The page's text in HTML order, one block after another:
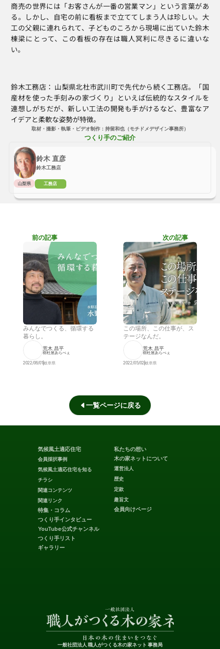
商売の世界には「お客さんが一番の営業マン」という言葉があ
る。しかし、自宅の前に看板まで立ててしまう人は珍しい。大
工の父親に連れられて、子どものころから現場に出ていた鈴木
棟梁にとって、この看板の存在は職人冥利に尽きるに違いな
い。
鈴木工務店： 山梨県北杜市武川町で先代から続く工務店。「国
産材を使った手刻みの家づくり」といえば伝統的なスタイルを
連想しがちだが、新しい工法の開発も手がけるなど、豊富なア
イデアと柔軟な姿勢が特徴。
取材・撮影・執筆・ビデオ制作： 持留和也 （モチドメデザイン事務所）
つくり手のご紹介
鈴木 直彦
鈴木工務店
山梨県 工務店
前の記事
みんなでつくる、循環する
暮らし。
荒木 昌平
樹杜屋あらべぇ
2022/06/01 岐阜県
次の記事
この場所、この仕事が、ス
テージなんだ。
荒木 昌平
樹杜屋あらべぇ
2022/05/02 岐阜県
一覧ページに戻る
一般社団法人 職人がつくる木の家ネット 事務局
特集・コラム
つくり手インタビュー
YouTube公式チャンネル
つくり手リスト
ギャラリー
気候風土適応住宅
会員採択事例
気候風土適応住宅を知る
チラシ
関連コンテンツ
関連リンク
私たちの想い
木の家ネットについて
運営法人
歴史
定款
趣旨文
会員向けページ